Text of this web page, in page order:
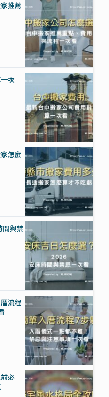
推薦
次
怎麼
間與禁
流程
必